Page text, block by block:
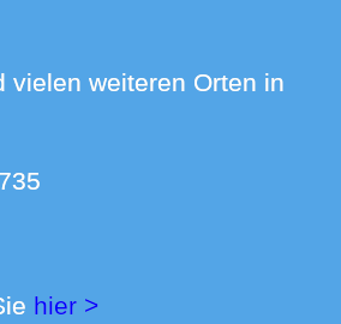
hier >